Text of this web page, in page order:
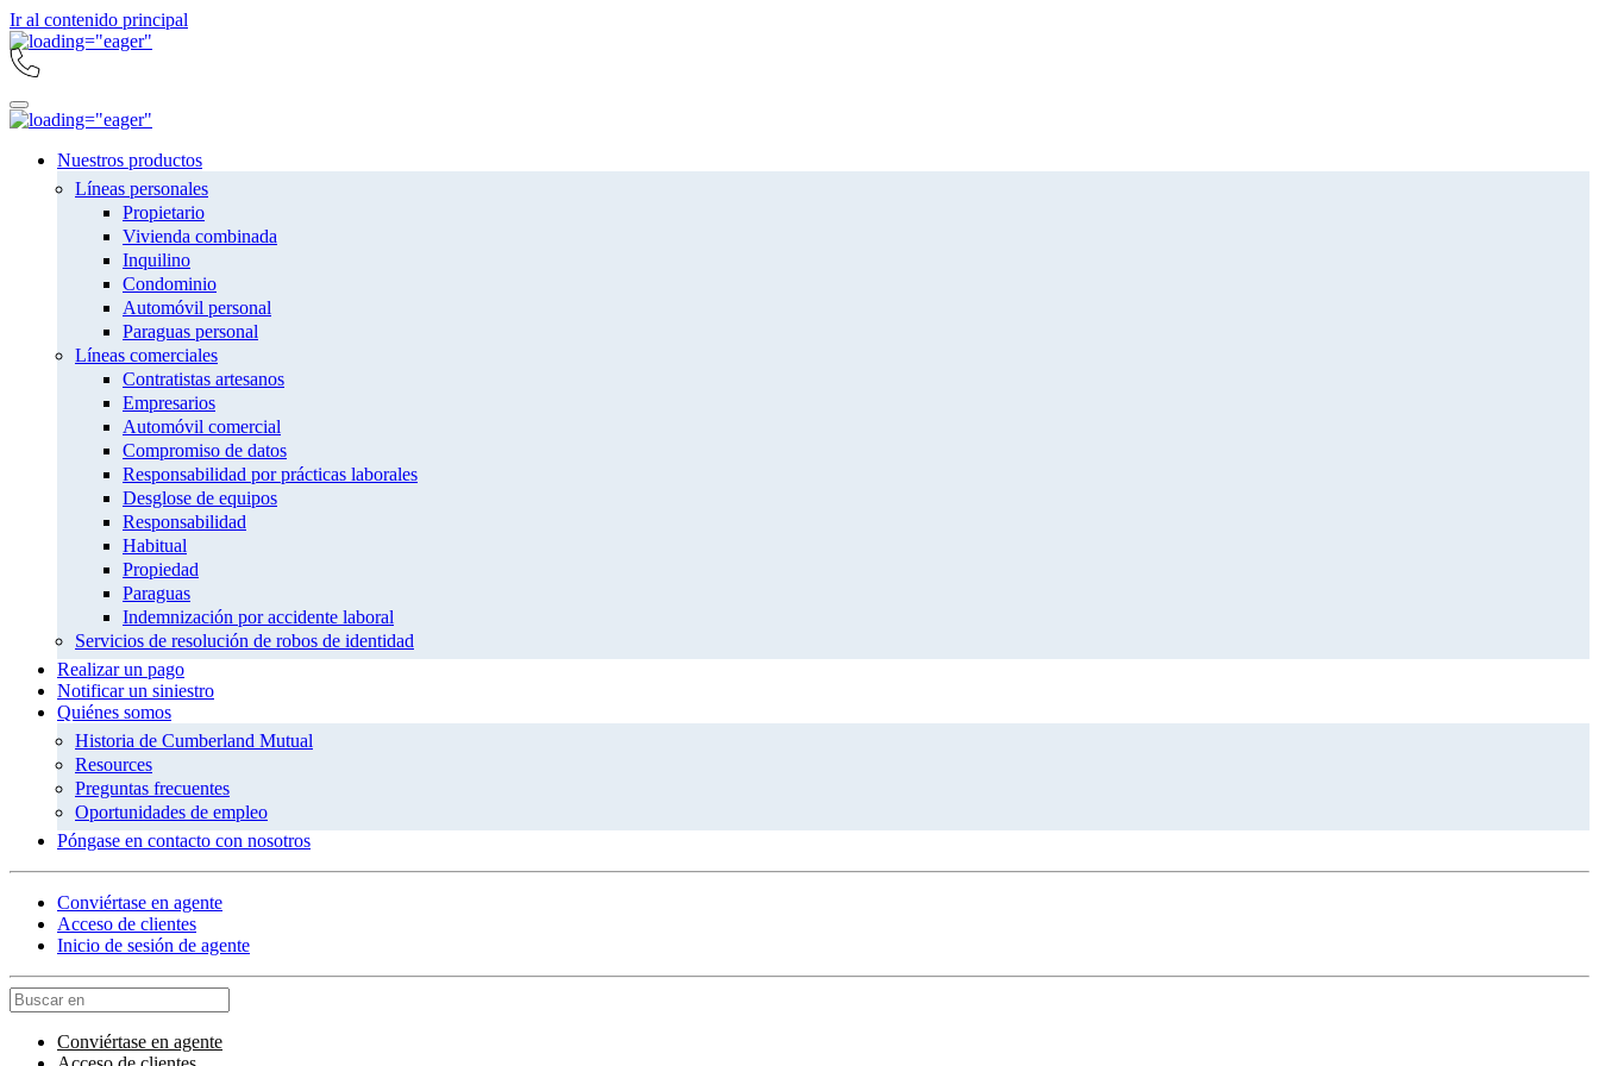
Ir al contenido principal
Nuestros productos
Líneas personales
Propietario
Vivienda combinada
Inquilino
Condominio
Automóvil personal
Paraguas personal
Líneas comerciales
Contratistas artesanos
Empresarios
Automóvil comercial
Compromiso de datos
Responsabilidad por prácticas laborales
Desglose de equipos
Responsabilidad
Habitual
Propiedad
Paraguas
Indemnización por accidente laboral
Servicios de resolución de robos de identidad
Realizar un pago
Notificar un siniestro
Quiénes somos
Historia de Cumberland Mutual
Resources
Preguntas frecuentes
Oportunidades de empleo
Póngase en contacto con nosotros
Conviértase en agente
Acceso de clientes
Inicio de sesión de agente
Conviértase en agente